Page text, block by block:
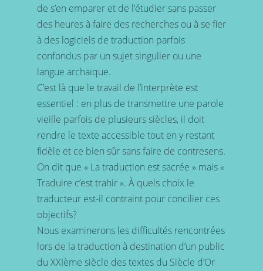
de s’en emparer et de l’étudier sans passer
des heures à faire des recherches ou à se fier
à des logiciels de traduction parfois
confondus par un sujet singulier ou une
langue archaïque.
C’est là que le travail de l’interprète est
essentiel : en plus de transmettre une parole
vieille parfois de plusieurs siècles, il doit
rendre le texte accessible tout en y restant
fidèle et ce bien sûr sans faire de contresens.
On dit que « La traduction est sacrée » mais «
Traduire c’est trahir ». À quels choix le
traducteur est-il contraint pour concilier ces
objectifs?
Nous examinerons les difficultés rencontrées
lors de la traduction à destination d’un public
du XXIème siècle des textes du Siècle d’Or